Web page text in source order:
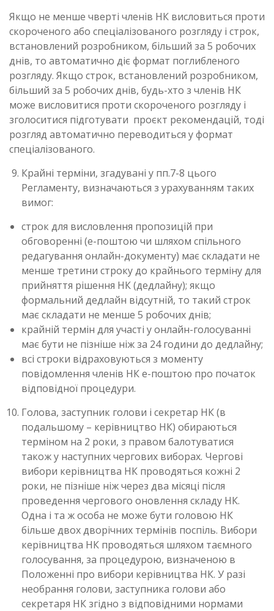
Якщо не менше чверті членів НК висловиться проти
скороченого або спеціалізованого розгляду і строк,
встановлений розробником, більший за 5 робочих
днів, то автоматично діє формат поглибленого
розгляду. Якщо строк, встановлений розробником,
більший за 5 робочих днів, будь-хто з членів НК
може висловитися проти скороченого розгляду і
зголоситися підготувати проєкт рекомендацій, тоді
розгляд автоматично переводиться у формат
спеціалізованого.
Крайні терміни, згадувані у пп.7-8 цього
Регламенту, визначаються з урахуванням таких
вимог:
строк для висловлення пропозицій при
обговоренні (е-поштою чи шляхом спільного
редагування онлайн-документу) має складати не
менше третини строку до крайнього терміну для
прийняття рішення НК (дедлайну); якщо
формальний дедлайн відсутній, то такий строк
має складати не менше 5 робочих днів;
крайній термін для участі у онлайн-голосуванні
має бути не пізніше ніж за 24 години до дедлайну;
всі строки відраховуються з моменту
повідомлення членів НК е-поштою про початок
відповідної процедури.
Голова, заступник голови і cекретар НК (в
подальшому – керівництво НК) обираються
терміном на 2 роки, з правом балотуватися
також у наступних чергових виборах. Чергові
вибори керівництва НК проводяться кожні 2
роки, не пізніше ніж через два місяці після
проведення чергового оновлення складу НК.
Одна і та ж особа не може бути головою НК
більше двох дворічних термінів поспіль. Вибори
керівництва НК проводяться шляхом таємного
голосування, за процедурою, визначеною в
Положенні про вибори керівництва НК. У разі
необрання голови, заступника голови або
секретаря НК згідно з відповідними нормами